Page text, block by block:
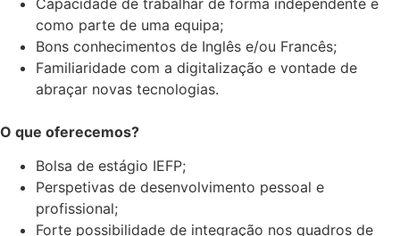
como parte de uma equipa;
Bons conhecimentos de Inglês e/ou Francês;
Familiaridade com a digitalização e vontade de
abraçar novas tecnologias.
O que oferecemos?
Bolsa de estágio IEFP;
Perspetivas de desenvolvimento pessoal e
profissional;
Forte possibilidade de integração nos quadros de